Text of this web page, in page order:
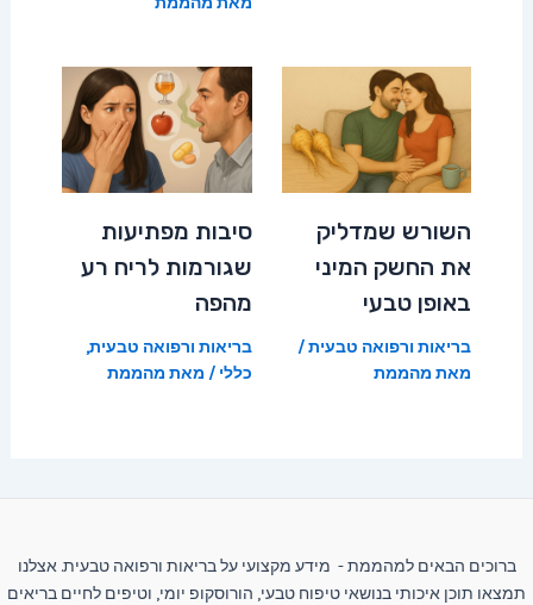
השורש שמדליק
את החשק המיני
באופן טבעי
בריאות ורפואה טבעית/
מאת מהממת
סיבות מפתיעות
שגורמות לריח רע
מהפה
בריאות ורפואה טבעית,
כללי / מאת מהממת
ברוכים הבאים למהממת - מידע מקצועי על בריאות ורפואה טבעית. אצלנו
תמצאו תוכן איכותי בנושאי טיפוח טבעי, הורוסקופ יומי, וטיפים לחיים בריאים